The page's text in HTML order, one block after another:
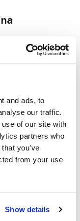
and ads, to
our traffic.
of our site with
partners who
you’ve
from your use
Show details
s ležaljkama,
spavaća
kupaonicom s
toaletne
kreveta (90x200
(sušilo za kosu,
WI-FI, 2
spavačoj
laptopa,
jastuka, Poklon